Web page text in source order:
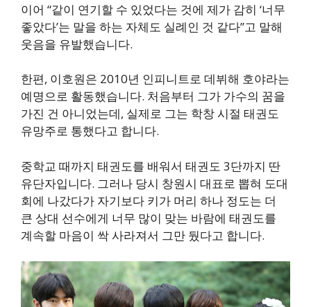
이어 “같이 연기할 수 있었다는 것에 제가 감히 ‘너무
좋았다’는 말을 하는 자체도 실례인 것 같다”고 말해
웃음을 유발했습니다.
한편, 이호원은 2010년 인피니트로 데뷔해 호야라는
예명으로 활동했습니다. 처음부터 그가 가수의 꿈을
가진 건 아니었는데, 실제로 그는 학창 시절 태권도
유망주로 통했다고 합니다.
중학교 때까지 태권도를 배워서 태권도 3단까지 딴
유단자입니다. 그러나 당시 창원시 대표로 뽑혀 도대
회에 나갔다가 자기보다 키가 머리 하나 정도는 더
큰 상대 선수에게 너무 많이 맞는 바람에 태권도를
계속할 마음이 싹 사라져서 그만 뒀다고 합니다.